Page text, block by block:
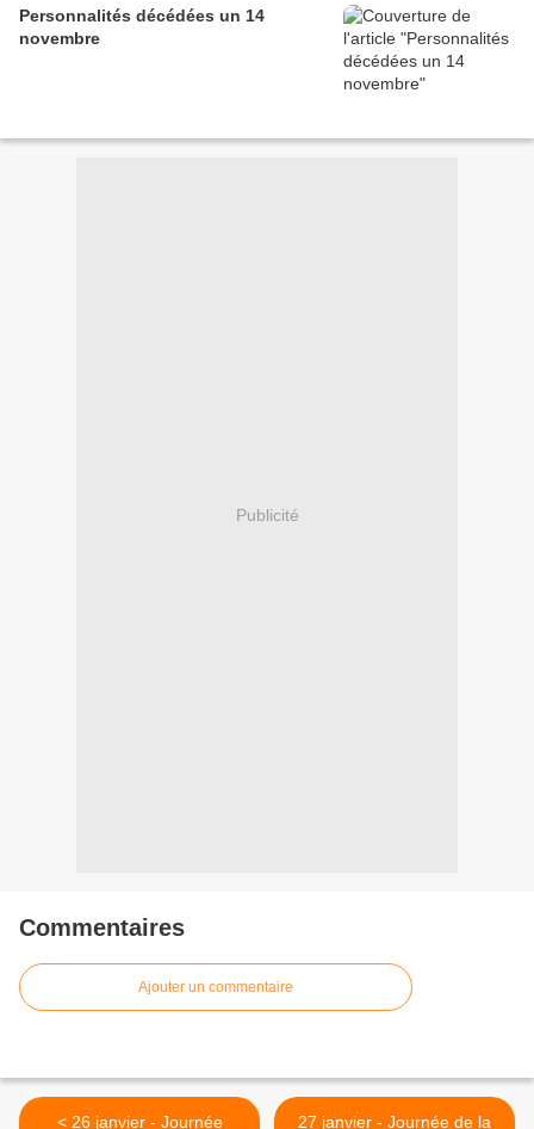
Personnalités décédées un 14
novembre
Publicité
Commentaires
Ajouter un commentaire
< 26 janvier - Journée
27 janvier - Journée de la